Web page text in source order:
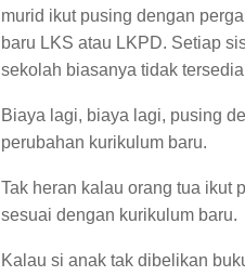
murid ikut pusing dengan
baru LKS atau LKPD. Setiap
sekolah biasanya tidak
Biaya lagi, biaya lagi, pusing
perubahan kurikulum baru.
Tak heran kalau orang tua ikut
sesuai dengan kurikulum baru.
Kalau si anak tak dibelikan